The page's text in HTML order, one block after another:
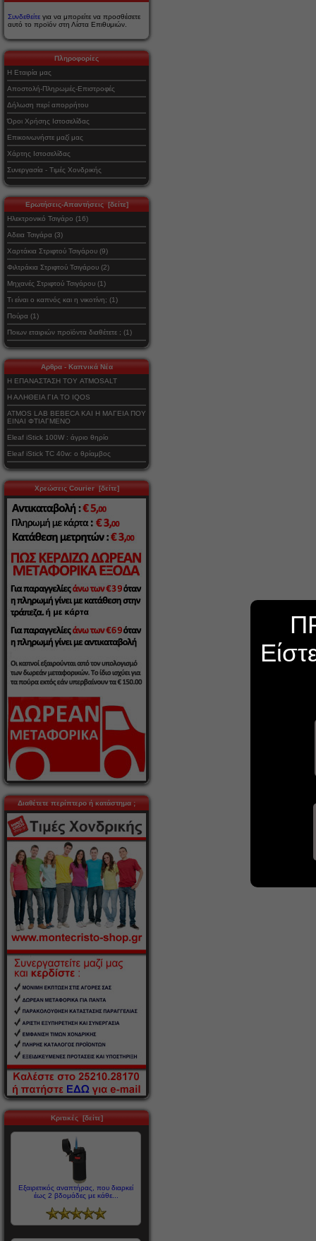
Συνδεθείτε για να μπορείτε να προσθέσετε
αυτό το προϊόν στη Λίστα Επιθυμιών.
Πληροφορίες
Η Εταιρία μας
Αποστολή-Πληρωμές-Επιστροφές
Δήλωση περί απορρήτου
Όροι Χρήσης Ιστοσελίδας
Επικοινωνήστε μαζί μας
Χάρτης Ιστοσελίδας
Συνεργασία - Τιμές Χονδρικής
Ερωτήσεις-Απαντήσεις [δείτε]
Ηλεκτρονικό Τσιγάρο (16)
Αδεια Τσιγάρα (3)
Χαρτάκια Στριφτού Τσιγάρου (9)
Φιλτράκια Στριφτού Τσιγάρου (2)
Μηχανές Στριφτού Τσιγάρου (1)
Τι είναι ο καπνός και η νικοτίνη; (1)
Πούρα (1)
Ποιων εταιριών προϊόντα διαθέτετε ; (1)
Αρθρα - Καπνικά Νέα
Η ΕΠΑΝΑΣΤΑΣΗ ΤΟΥ ATMOSALT
Η ΑΛΗΘΕΙΑ ΓΙΑ ΤΟ IQOS
ATMOS LAB BEBECA ΚΑΙ Η ΜΑΓΕΙΑ ΠΟΥ
ΕΙΝΑΙ ΦΤΙΑΓΜΕΝΟ
Eleaf iStick 100W : άγριο θηρίο
Eleaf iStick TC 40w: ο θρίαμβος
Χρεώσεις Courier [δείτε]
Διαθέτετε περίπτερο ή κατάστημα ;
Κριτικές [δείτε]
Εξαιρετικός αναπτήρας, που διαρκεί
έως 2 βδομάδες με κάθε...